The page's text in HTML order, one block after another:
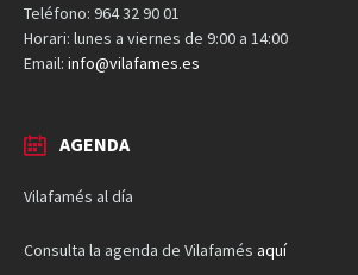
Teléfono: 964 32 90 01
Horari: lunes a viernes de 9:00 a 14:00
Email: info@vilafames.es
AGENDA
Vilafamés al día
Consulta la agenda de Vilafamés aquí